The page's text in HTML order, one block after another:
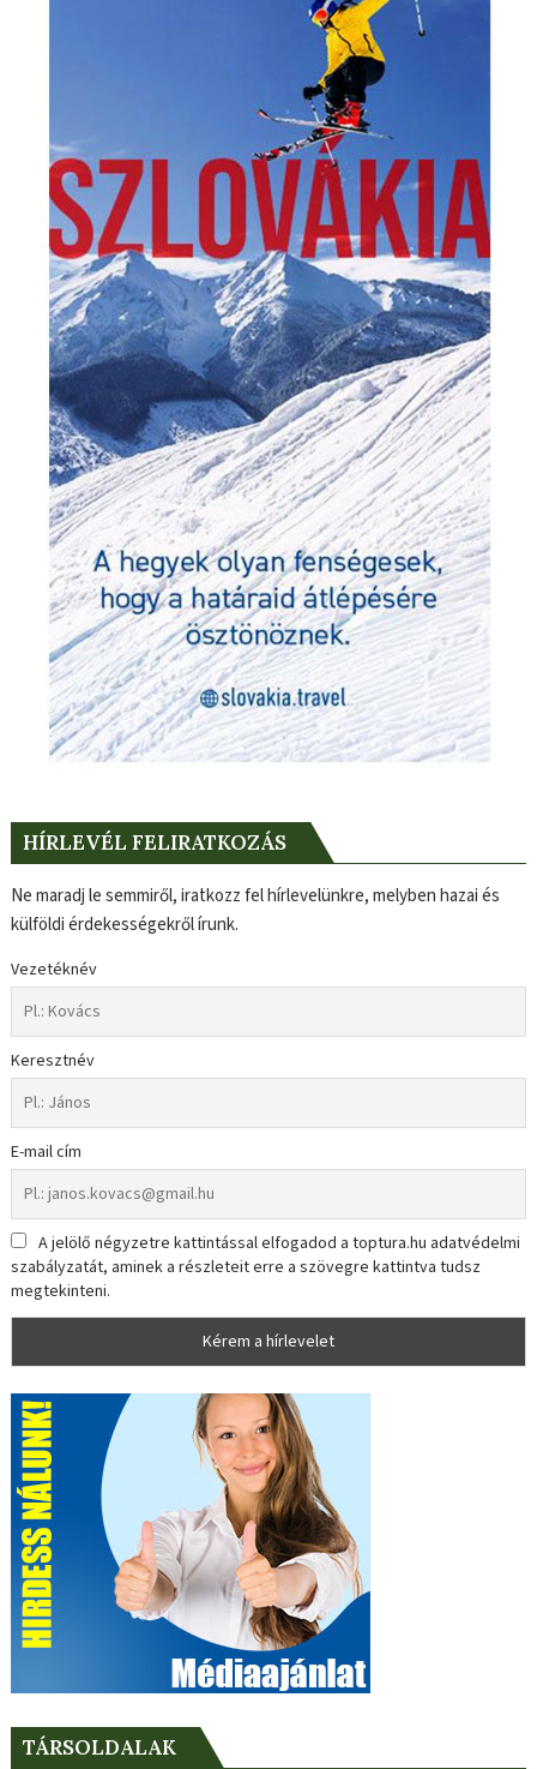
HÍRLEVÉL FELIRATKOZÁS
Ne maradj le semmiről, iratkozz fel hírlevelünkre, melyben hazai és
külföldi érdekességekről írunk.
Vezetéknév
Keresztnév
E-mail cím
A jelölő négyzetre kattintással elfogadod a toptura.hu adatvédelmi
szabályzatát, aminek a részleteit erre a szövegre kattintva tudsz
megtekinteni.
TÁRSOLDALAK